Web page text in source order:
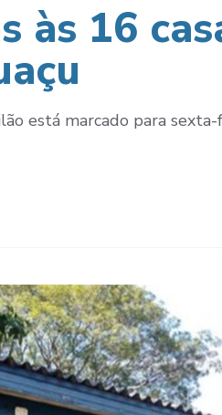
às 16
está marcado para sexta-